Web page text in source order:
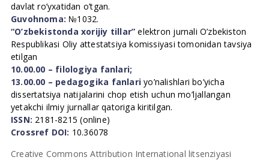
davlat ro’yxatidan o’tgan.
Guvohnoma: №1032.
“O’zbekistonda xorijiy tillar” elektron jurnali O’zbekiston
Respublikasi Oliy attestatsiya komissiyasi tomonidan tavsiya
etilgan
10.00.00 – filologiya fanlari;
13.00.00 – pedagogika fanlari yo’nalishlari bo’yicha
dissertatsiya natijalarini chop etish uchun mo’ljallangan
yetakchi ilmiy jurnallar qatoriga kiritilgan.
ISSN: 2181-8215 (online)
Crossref DOI: 10.36078
Creative Commons Attribution International litsenziyasi